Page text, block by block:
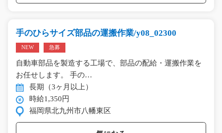
手のひらサイズ部品の運搬作業/y08_02300
NEW 急募
自動車部品を製造する工場で、部品の配給・運搬作業を
お任せします。 手の…
長期（3ヶ月以上）
時給1,350円
福岡県北九州市八幡東区